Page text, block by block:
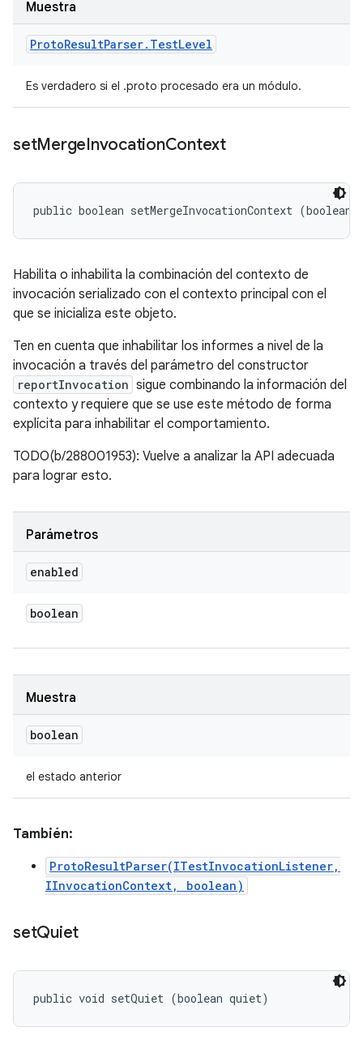
Muestra
ProtoResultParser. TestLevel
Es verdadero si el .proto procesado era un módulo.
setMergeInvocationContext
public boolean setMergeInvocationContext (boolean
Habilita o inhabilita la combinación del contexto de
invocación serializado con el contexto principal con el
que se inicializa este objeto.
Ten en cuenta que inhabilitar los informes a nivel de la
invocación a través del parámetro del constructor
reportInvocation sigue combinando la información del
contexto y requiere que se use este método de forma
explícita para inhabilitar el comportamiento.
TODO(b/288001953): Vuelve a analizar la API adecuada
para lograr esto.
Parámetros
enabled
boolean
Muestra
boolean
el estado anterior
También:
ProtoResultParser(ITestInvocationListener,
IInvocationContext, boolean)
setQuiet
public void setQuiet (boolean quiet)